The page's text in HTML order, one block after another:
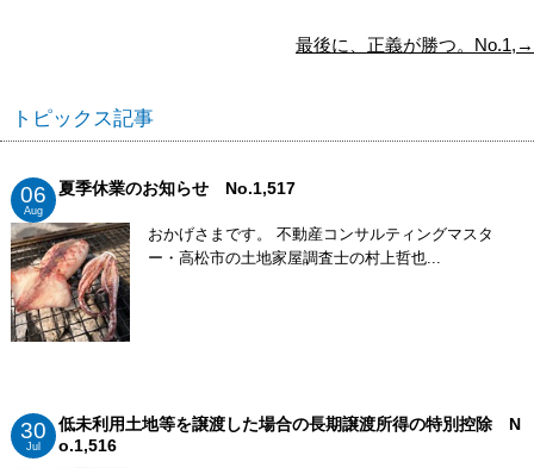
最後に、正義が勝つ。No.1,→
トピックス記事
06
Aug
夏季休業のお知らせ No.1,517
おかげさまです。 不動産コンサルティングマスタ
ー・高松市の土地家屋調査士の村上哲也...
30
Jul
低未利用土地等を譲渡した場合の長期譲渡所得の特別控除 N
o.1,516